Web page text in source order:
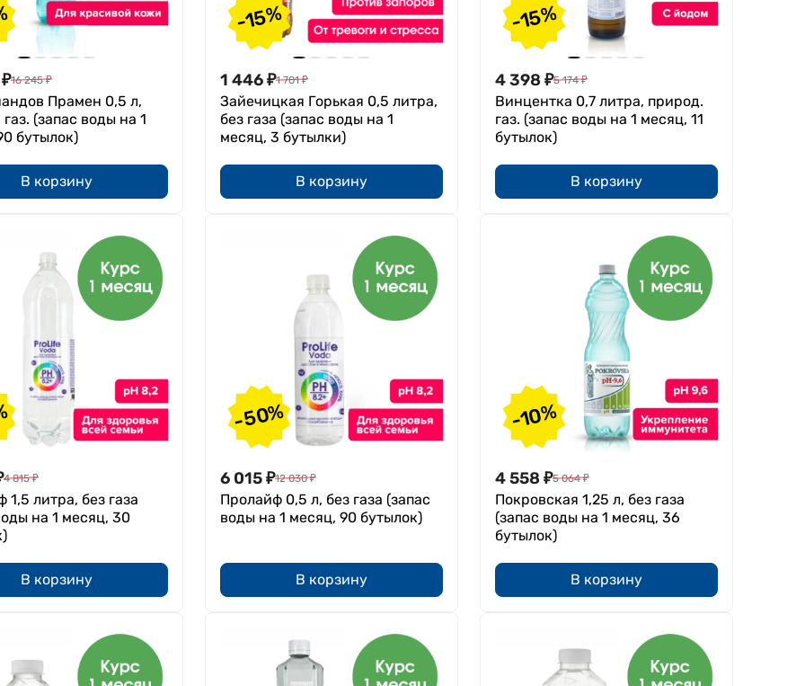
₽16 245 ₽
Прамен 0,5 л,
(запас воды на 1
бутылок)
В корзину
-15%
1 446₽1 701 ₽
Зайечицкая Горькая 0,5 литра,
без газа (запас воды на 1
месяц, 3 бутылки)
В корзину
-15%
4 398 ₽5 174 ₽
Винцентка 0,7 литра, природ.
газ. (запас воды на 1 месяц, 11
бутылок)
В корзину
4 815 ₽
1,5 литра, без газа
на 1 месяц, 30
В корзину
-50%
6 015₽12 030 ₽
Пролайф 0,5 л, без газа (запас
воды на 1 месяц, 90 бутылок)
В корзину
-10%
4 558 ₽5 064 ₽
Покровская 1,25 л, без газа
(запас воды на 1 месяц, 36
бутылок)
В корзину